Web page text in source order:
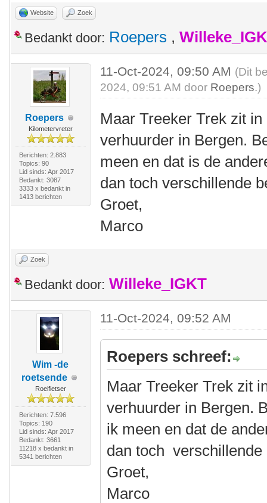
Website Zoek
Bedankt door: Roepers ,
Roepers
Kilometervreter
Berichten: 2.883
Topics: 90
Lid sinds: Apr 2017
Bedankt: 3087
3333 x bedankt in
1413 berichten
11-Oct-2024, 09:50 AM (Dit
2024, 09:51 AM door Roepers.)
Maar Treeker Trek zit
verhuurder in Bergen.
meen en dat is de
dan toch verschillende
Groet,
Marco
Zoek
Bedankt door: Willeke_IGKT
Wim -de
roetsende
Roeifietser
Berichten: 7.596
Topics: 190
Lid sinds: Apr 2017
Bedankt: 3661
11218 x bedankt in
5341 berichten
11-Oct-2024, 09:52 AM
Roepers schreef:
Maar Treeker Trek zit
verhuurder in Bergen.
ik meen en dat de
dan toch verschillende
Groet,
Marco